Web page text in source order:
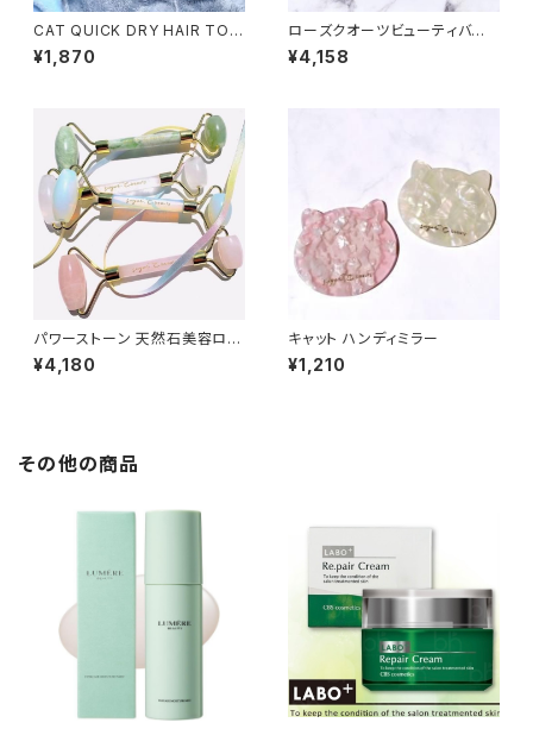
CAT QUICK DRY HAIR TOW
EL ネコのふわふわ速乾ヘアタ
オル
¥1,870
ローズクオーツビューティバー
電動2WAYタイプ
¥4,158
パワーストーン 天然石美容ロー
ラー
¥4,180
キャット ハンディミラー
¥1,210
その他の商品